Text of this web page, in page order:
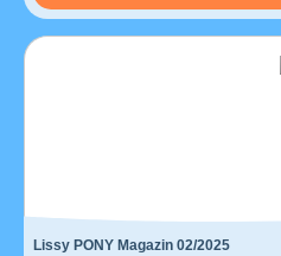
Lissy PONY Magazin 02/2025